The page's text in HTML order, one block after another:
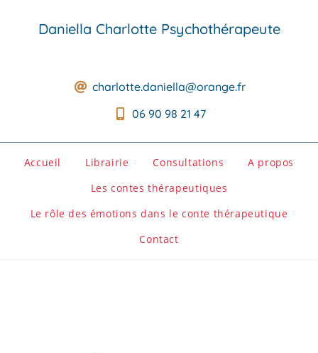
Daniella Charlotte Psychothérapeute
charlotte.daniella@orange.fr
06 90 98 21 47
Accueil Librairie Consultations
A propos
Les contes thérapeutiques
Le rôle des émotions dans le conte thérapeutique
Contact